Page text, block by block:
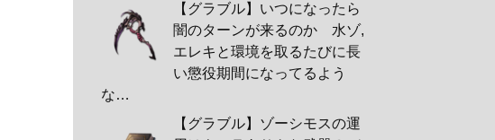
【グラブル】いつになったら
闇のターンが来るのか 水ゾ,
エレキと環境を取るたびに長
い懲役期間になってるよう
な…
【グラブル】ゾーシモスの運